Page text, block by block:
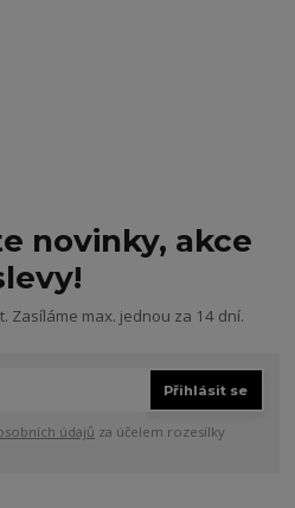
novinky, akce
Zasíláme max. jednou za 14 dní.
Přihlásit se
údajů za účelem rozesílky